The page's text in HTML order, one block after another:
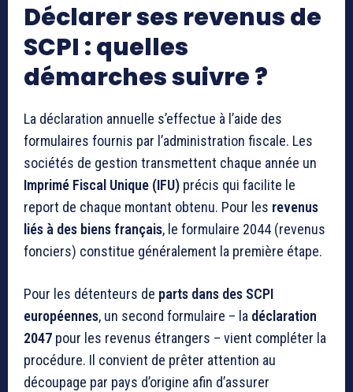
Déclarer ses revenus de
SCPI : quelles
démarches suivre ?
La déclaration annuelle s’effectue à l’aide des
formulaires fournis par l’administration fiscale. Les
sociétés de gestion transmettent chaque année un
Imprimé Fiscal Unique (IFU) précis qui facilite le
report de chaque montant obtenu. Pour les revenus
liés à des biens français, le formulaire 2044 (revenus
fonciers) constitue généralement la première étape.
Pour les détenteurs de parts dans des SCPI
européennes, un second formulaire – la déclaration
2047 pour les revenus étrangers – vient compléter la
procédure. Il convient de prêter attention au
découpage par pays d’origine afin d’assurer